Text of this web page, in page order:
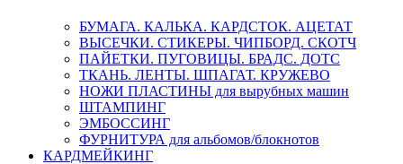
БУМАГА. КАЛЬКА. КАРДСТОК. АЦЕТАТ
ВЫСЕЧКИ. СТИКЕРЫ. ЧИПБОРД. СКОТЧ
ПАЙЕТКИ. ПУГОВИЦЫ. БРАДС. ДОТС
ТКАНЬ. ЛЕНТЫ. ШПАГАТ. КРУЖЕВО
НОЖИ ПЛАСТИНЫ для вырубных машин
ШТАМПИНГ
ЭМБОССИНГ
ФУРНИТУРА для альбомов/блокнотов
КАРДМЕЙКИНГ